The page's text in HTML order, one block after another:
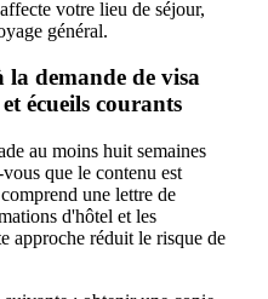
votre lieu de séjour,
général.
demande de visa
écueils courants
au moins huit semaines
que le contenu est
une lettre de
d'hôtel et les
approche réduit le risque de